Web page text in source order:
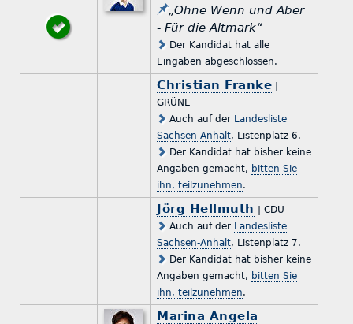
„Ohne Wenn und Aber
- Für die Altmark“
Der Kandidat hat alle
Eingaben abgeschlossen.
Christian Franke |
GRÜNE
Auch auf der Landesliste
Sachsen-Anhalt, Listenplatz 6.
Der Kandidat hat bisher keine
Angaben gemacht, bitten Sie
ihn, teilzunehmen.
Jörg Hellmuth | CDU
Auch auf der Landesliste
Sachsen-Anhalt, Listenplatz 7.
Der Kandidat hat bisher keine
Angaben gemacht, bitten Sie
ihn, teilzunehmen.
Marina Angela